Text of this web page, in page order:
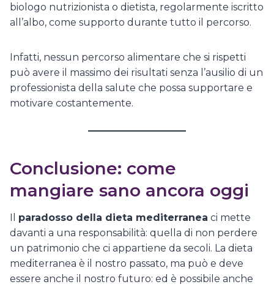
biologo nutrizionista o dietista, regolarmente iscritto
all’albo, come supporto durante tutto il percorso.
Infatti, nessun percorso alimentare che si rispetti
può avere il massimo dei risultati senza l’ausilio di un
professionista della salute che possa supportare e
motivare costantemente.
Conclusione: come
mangiare sano ancora oggi
Il paradosso della dieta mediterranea ci mette
davanti a una responsabilità: quella di non perdere
un patrimonio che ci appartiene da secoli. La dieta
mediterranea è il nostro passato, ma può e deve
essere anche il nostro futuro: ed è possibile anche